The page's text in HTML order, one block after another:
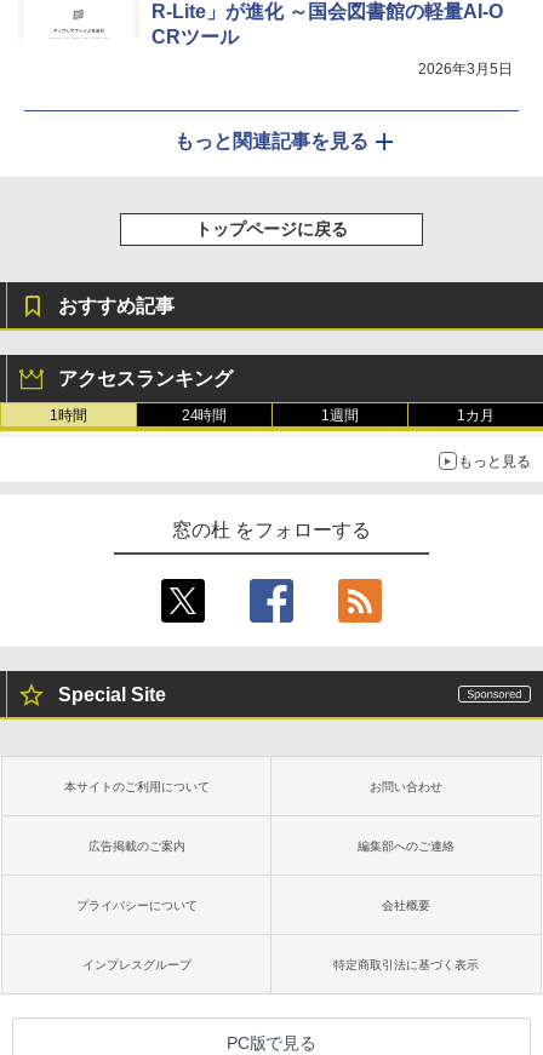
R-Lite」が進化 ～国会図書館の軽量AI-O
CRツール
2026年3月5日
もっと関連記事を見る
トップページに戻る
おすすめ記事
アクセスランキング
1時間 24時間 1週間 1カ月
もっと見る
窓の杜 をフォローする
Special Site
本サイトのご利用について お問い合わせ
広告掲載のご案内 編集部へのご連絡
プライバシーについて 会社概要
インプレスグループ 特定商取引法に基づく表示
PC版で見る